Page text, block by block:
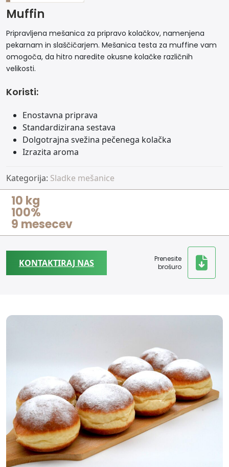
Muffin
Pripravljena mešanica za pripravo kolačkov, namenjena
pekarnam in slaščičarjem. Mešanica testa za muffine vam
omogoča, da hitro naredite okusne kolačke različnih
velikosti.
Koristi:
Enostavna priprava
Standardizirana sestava
Dolgotrajna svežina pečenega kolačka
Izrazita aroma
Kategorija: Sladke mešanice
10 kg
100%
9 mesecev
KONTAKTIRAJ NAS
Prenesite
brošuro